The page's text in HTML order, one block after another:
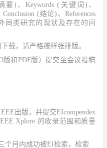
要)、Keywords (关键词)、
(结论)、References
同类研究的现状及存在的问
载，请严格按样张排版。
版和 PDF版）提交至会议投稿
出版，并提交EIcompendex
Xplore 的收录范围和质量
个月内成功被EI检索，检索